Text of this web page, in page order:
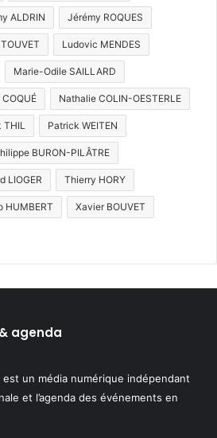
ALDRIN Jérémy ROQUES
Ludovic MENDES
Marie-Odile SAILLARD
Nathalie COLIN-OESTERLE
Patrick WEITEN
BURON-PILÂTRE
LIOGER Thierry HORY
HUMBERT Xavier BOUVET
agenda
un média numérique indépendant
et l’agenda des événements en